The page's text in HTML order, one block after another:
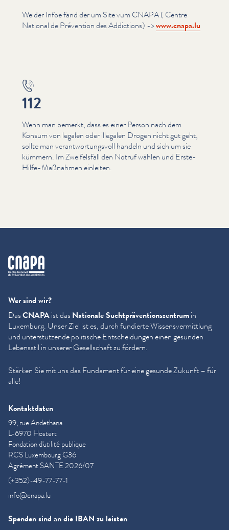
Weider Infoe fand der um Site vum CNAPA ( Centre
National de Prévention des Addictions) ->www​.cnapa​.lu
112
Wenn man bemerkt, dass es einer Person nach dem
Konsum von legalen oder illegalen Drogen nicht gut geht,
sollte man ver­ant­wor­tungsvoll handeln und sich um sie
kümmern. Im Zweifels­fall den Notruf wählen und Erste-
Hilfe-Maßnahmen einleiten.
cnapa
Wer sind wir?
DasCNAPAist dasNationale Sucht­präven­tion­szen­trumin
Luxemburg. Unser Ziel ist es, durch fundierte Wis­sensver­mit­tlung
und unter­stützende politische Entschei­dun­gen einen gesunden
Lebensstil in unserer Gesellschaft zu fördern.
Stärken Sie mit uns das Fundament für eine gesunde Zukunft – für
alle!
Kontaktdaten
99, rue Andethana
L-6970 Hostert
Fondation d'utilité publique
RCS Luxembourg G36
Agrément SANTE 2026/07
(+352)-49-77-77-1
info@cnapa.lu
Spenden sind an die IBAN zu leisten